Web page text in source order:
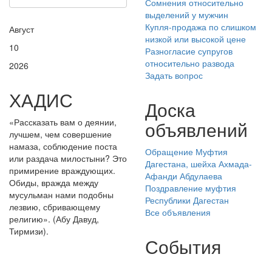
Август
10
2026
ХАДИС
«Рассказать вам о деянии,
лучшем, чем совершение
намаза, соблюдение поста
или раздача милостыни? Это
примирение враждующих.
Обиды, вражда между
мусульман нами подобны
лезвию, сбривающему
религию». (Абу Давуд,
Тирмизи).
выделений у мужчин
Купля-продажа по слишком
низкой или высокой цене
Разногласие супругов
относительно развода
Задать вопрос
Доска
объявлений
Обращение Муфтия
Дагестана, шейха Ахмада-
Афанди Абдулаева
Поздравление муфтия
Республики Дагестан
Все объявления
События